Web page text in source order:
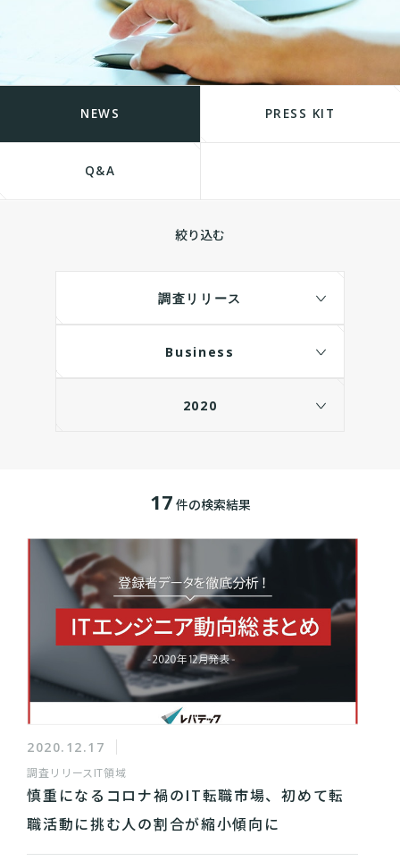
NEWS PRESS KIT
Q&A
絞り込む
調査リリース
Business
2020
17 件の検索結果
2020.12.17
調査リリース IT領域
慎重になるコロナ禍のIT転職市場、初めて転
職活動に挑む人の割合が縮小傾向に